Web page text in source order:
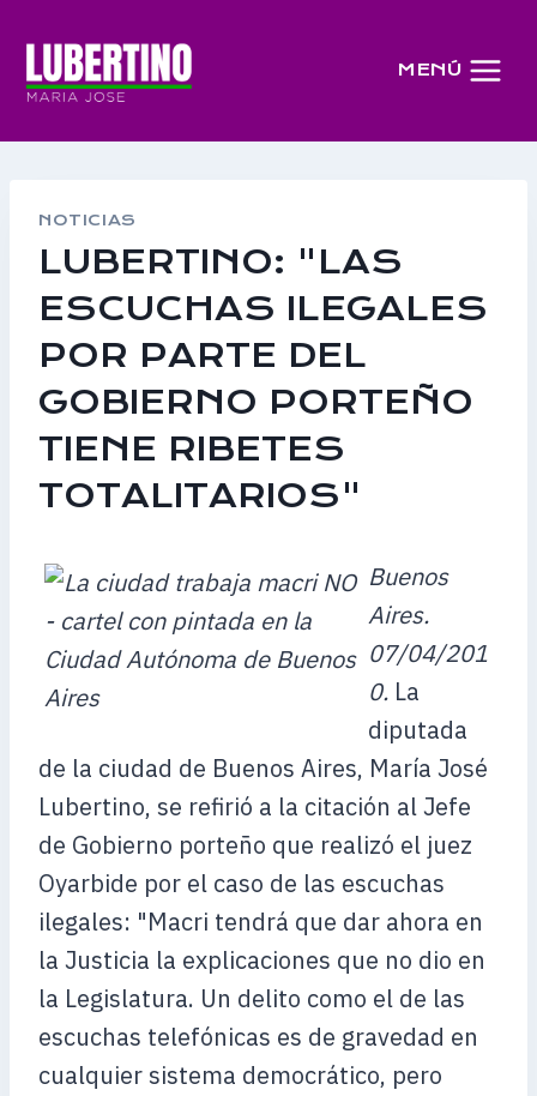
contenido
MENÚ
NOTICIAS
LUBERTINO: "LAS
ESCUCHAS ILEGALES
POR PARTE DEL
GOBIERNO PORTEÑO
TIENE RIBETES
TOTALITARIOS"
Buenos
Aires.
07/04/201
0. La
diputada
de la ciudad de Buenos Aires, María José
Lubertino, se refirió a la citación al Jefe
de Gobierno porteño que realizó el juez
Oyarbide por el caso de las escuchas
ilegales: "Macri tendrá que dar ahora en
la Justicia la explicaciones que no dio en
la Legislatura. Un delito como el de las
escuchas telefónicas es de gravedad en
cualquier sistema democrático, pero